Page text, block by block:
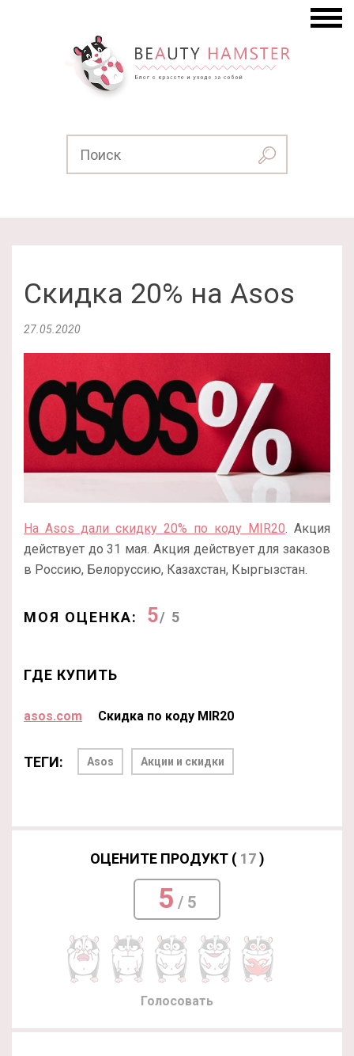
Скидка 20% на Asos
27.05.2020
На Asos дали скидку 20% по коду MIR20. Акция
действует до 31 мая. Акция действует для заказов
в Россию, Белоруссию, Казахстан, Кыргызстан.
МОЯ ОЦЕНКА: 5/ 5
ГДЕ КУПИТЬ
asos.com Скидка по коду MIR20
ТЕГИ: Asos Акции и скидки
ОЦЕНИТЕ ПРОДУКТ ( 17)
5 / 5
Голосовать